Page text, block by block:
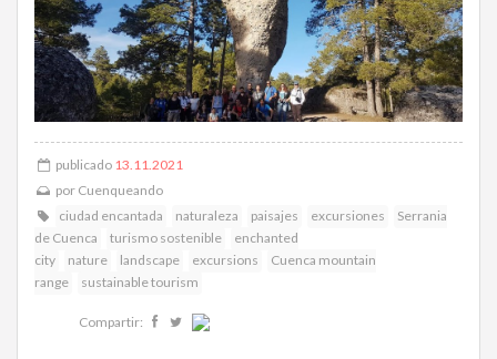
publicado 13.11.2021
por Cuenqueando
ciudad encantada
naturaleza paisajes excursiones
Serrania
de Cuenca
turismo sostenible
enchanted
city
nature landscape excursions
Cuenca mountain
range
sustainable tourism
Compartir: